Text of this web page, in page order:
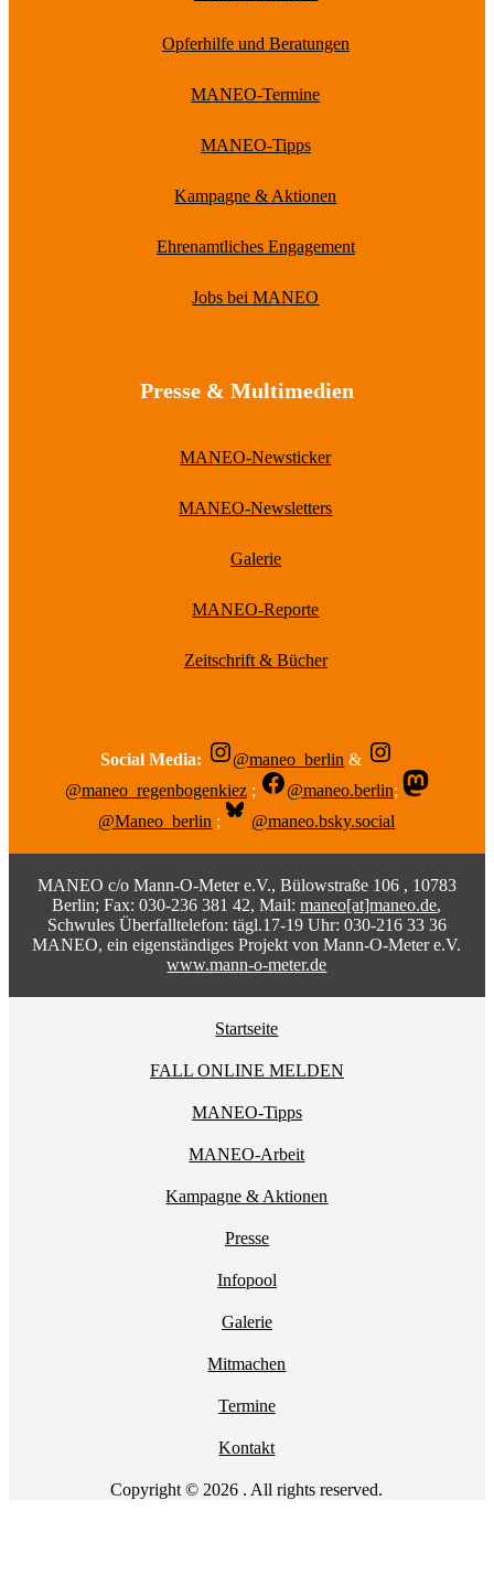
Opferhilfe und Beratungen
MANEO-Termine
MANEO-Tipps
Kampagne & Aktionen
Ehrenamtliches Engagement
Jobs bei MANEO
Presse & Multimedien
MANEO-Newsticker
MANEO-Newsletters
Galerie
MANEO-Reporte
Zeitschrift & Bücher
Social Media: @maneo_berlin &
@maneo_regenbogenkiez ; @maneo.berlin;
@Maneo_berlin ; @maneo.bsky.social
MANEO c/o Mann-O-Meter e.V., Bülowstraße 106 , 10783
Berlin; Fax: 030-236 381 42, Mail:maneo[at]maneo.de,
Schwules Überfalltelefon: tägl.17-19 Uhr: 030-216 33 36
MANEO, ein eigenständiges Projekt von Mann-O-Meter e.V.
www.mann-o-meter.de
Startseite
FALL ONLINE MELDEN
MANEO-Tipps
MANEO-Arbeit
Kampagne & Aktionen
Presse
Infopool
Galerie
Mitmachen
Termine
Kontakt
Copyright © 2026 . All rights reserved.